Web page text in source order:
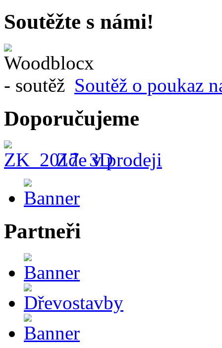
Soutěžte s námi!
Soutěž o poukaz
Doporučujeme
Zde v prodeji
Partneři